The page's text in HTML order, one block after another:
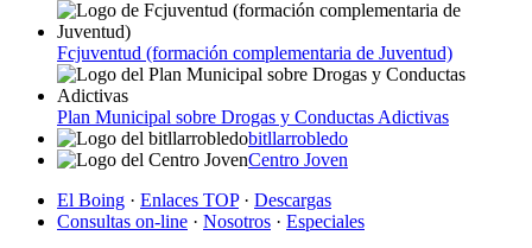
Fcjuventud (formación complementaria de Juventud)
Plan Municipal sobre Drogas y Conductas Adictivas
bitllarrobledo
Centro Joven
El Boing · Enlaces TOP· Descargas
Consultas on-line · Nosotros · Especiales